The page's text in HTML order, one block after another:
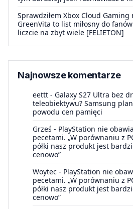
Sprawdziłem Xbox Cloud Gaming
GreenVita to list miłosny do
liczcie na zbyt wiele [FELIETON]
Najnowsze komentarze
eettt - Galaxy S27 Ultra bez
teleobiektywu? Samsung
powodu cen pamięci
Grześ - PlayStation nie
pecetami. „W porównaniu z
półki nasz produkt jest
cenowo”
Woytec - PlayStation nie
pecetami. „W porównaniu z
półki nasz produkt jest
cenowo”